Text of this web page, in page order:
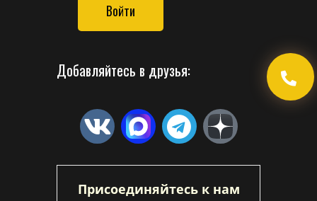
Войти
Добавляйтесь в друзья:
Присоединяйтесь к нам